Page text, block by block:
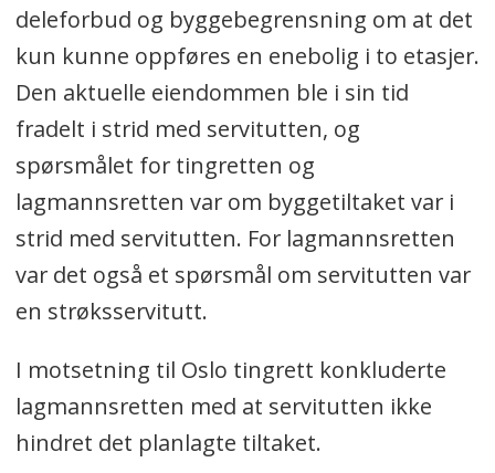
deleforbud og byggebegrensning om at det
kun kunne oppføres en enebolig i to etasjer.
Den aktuelle eiendommen ble i sin tid
fradelt i strid med servitutten, og
spørsmålet for tingretten og
lagmannsretten var om byggetiltaket var i
strid med servitutten. For lagmannsretten
var det også et spørsmål om servitutten var
en strøksservitutt.
I motsetning til Oslo tingrett konkluderte
lagmannsretten med at servitutten ikke
hindret det planlagte tiltaket.